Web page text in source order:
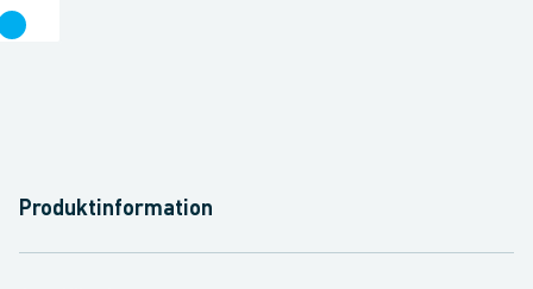
Produktinformation